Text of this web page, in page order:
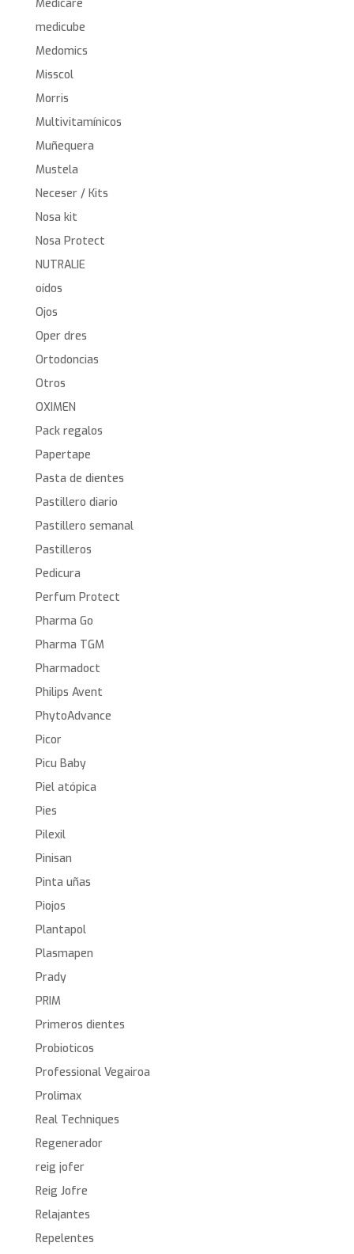
Medicare
medicube
Medomics
Misscol
Morris
Multivitamínicos
Muñequera
Mustela
Neceser / Kits
Nosa kit
Nosa Protect
NUTRALIE
oídos
Ojos
Oper dres
Ortodoncias
Otros
OXIMEN
Pack regalos
Papertape
Pasta de dientes
Pastillero diario
Pastillero semanal
Pastilleros
Pedicura
Perfum Protect
Pharma Go
Pharma TGM
Pharmadoct
Philips Avent
PhytoAdvance
Picor
Picu Baby
Piel atópica
Pies
Pilexil
Pinisan
Pinta uñas
Piojos
Plantapol
Plasmapen
Prady
PRIM
Primeros dientes
Probioticos
Professional Vegairoa
Prolimax
Real Techniques
Regenerador
reig jofer
Reig Jofre
Relajantes
Repelentes